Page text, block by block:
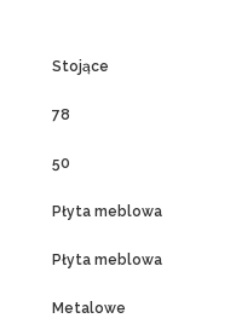
Stojące
78
50
Płyta meblowa
Płyta meblowa
Metalowe